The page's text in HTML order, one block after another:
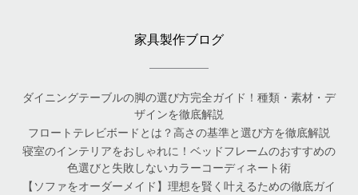
家具製作ブログ
ダイニングテーブルの脚の選び方完全ガイド！種類・素材・デ
ザインを徹底解説
フロートテレビボードとは？高さの基準と選び方を徹底解説
寝室のインテリアをおしゃれに！ベッドフレームのおすすめの
色選びと失敗しないカラーコーディネート術
【ソファをオーダーメイド】理想を賢く叶えるための徹底ガイ